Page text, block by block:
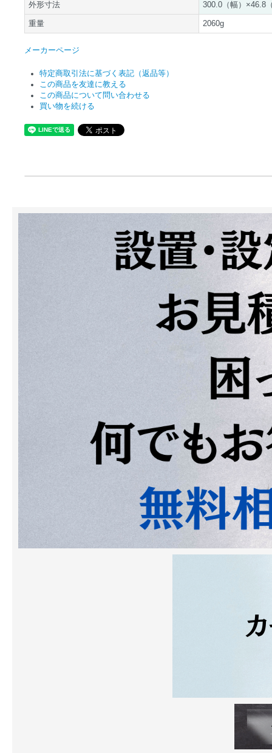
外形寸法 300.0（幅）×46.8
重量 2060g
メーカーページ
特定商取引法に基づく表記（返品等）
この商品を友達に教える
この商品について問い合わせる
買い物を続ける